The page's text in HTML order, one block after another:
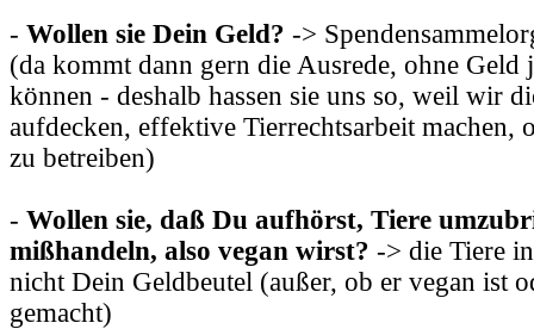
- Wollen sie Dein Geld? ->
(da kommt dann gern die Ausrede, ohne Geld
können - deshalb hassen sie uns so, weil wir
aufdecken, effektive Tierrechtsarbeit machen,
zu betreiben)
- Wollen sie, daß Du aufhörst, Tiere
mißhandeln, also vegan wirst? -> die Tiere
nicht Dein Geldbeutel (außer, ob er vegan ist
gemacht)